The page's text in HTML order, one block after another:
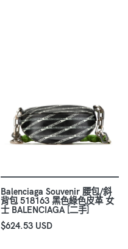
Balenciaga Souvenir 腰包/斜
背包 518163 黑色綠色皮革 女
士 BALENCIAGA [二手]
$624.53 USD